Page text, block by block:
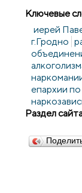
Ключевые
иерей
г.Гродно
епархии
Раздел